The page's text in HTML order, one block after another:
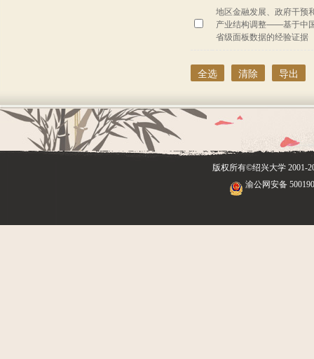
2篇
2003
地区金融发展、政府干预
产业结构调整——基于中
省级面板数据的经验证据
全选 清除 导出
版权所有©绍兴大学 2001-
渝公网安备